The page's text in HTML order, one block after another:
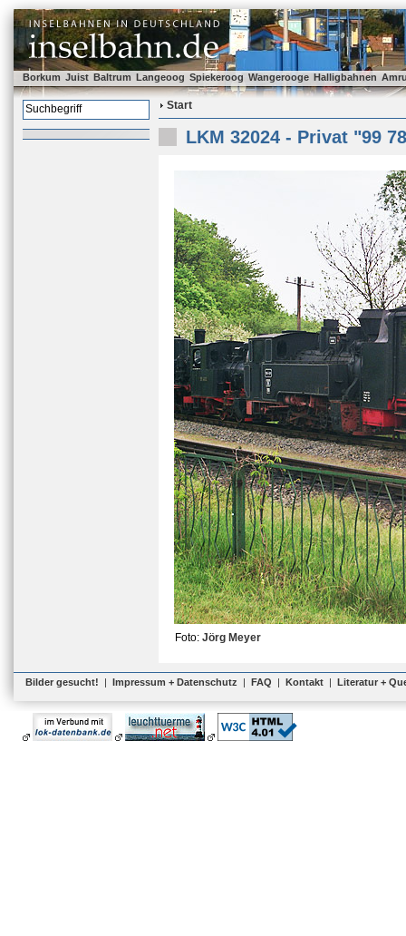
Borkum Juist Baltrum Langeoog Spiekeroog Wangerooge Halligbahnen
Start
LKM 32024 - Privat "99
Foto: Jörg Meyer
Bilder gesucht! | Impressum + Datenschutz | FAQ | Kontakt | Literatur +